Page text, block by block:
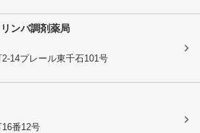
ンバ調剤薬局
14プレール東千石101号
番12号